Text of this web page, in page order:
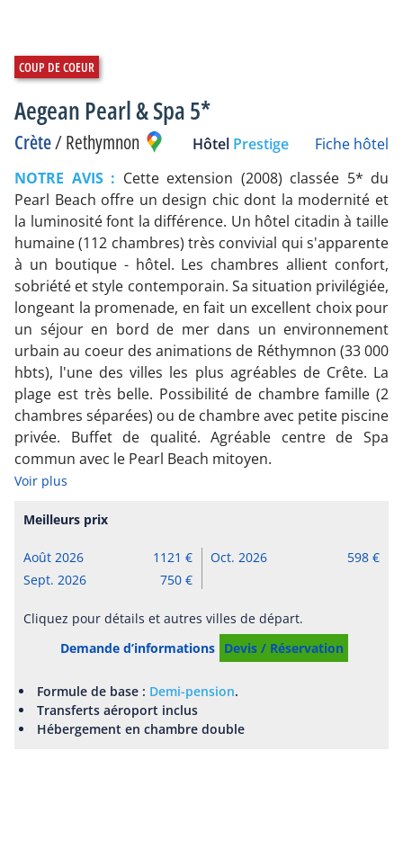
Aegean Pearl & Spa 5*
Crète/Rethymnon Hôtel Prestige
Fiche hôtel
NOTRE AVIS : Cette extension (2008) classée 5* du
Pearl Beach offre un design chic dont la modernité et
la luminosité font la différence. Un hôtel citadin à taille
humaine (112 chambres) très convivial qui s'apparente
à un boutique - hôtel. Les chambres allient confort,
sobriété et style contemporain. Sa situation privilégiée,
longeant la promenade, en fait un excellent choix pour
un séjour en bord de mer dans un environnement
urbain au coeur des animations de Réthymnon (33 000
hbts), l'une des villes les plus agréables de Crête. La
plage est très belle. Possibilité de chambre famille (2
chambres séparées) ou de chambre avec petite piscine
privée. Buffet de qualité. Agréable centre de Spa
commun avec le Pearl Beach mitoyen.
Voir plus
Demande d’informations Devis / Réservation
Meilleurs prix
Août 2026
1121
Sept. 2026
750
Oct. 2026 598
Cliquez pour détails et autres villes de départ.
Formule de base : Demi-pension.
Transferts aéroport inclus
Hébergement en chambre double